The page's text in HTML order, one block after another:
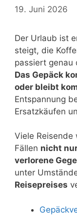
19. Juni 2026
Der Urlaub ist
steigt, die
passiert genau
Das Gepäck
oder bleibt
Entspannung
Ersatzkäufen
Viele Reisende
Fällen nicht
verlorene
unter
Reisepreises